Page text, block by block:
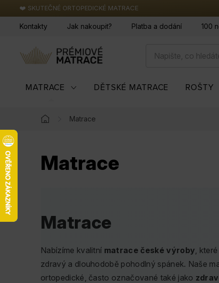
na
obsah
❤️ SKUTEČNÉ ORTOPEDICKÉ MATRACE
Kontakty Jak nakoupit? Platba a dodání 100
MATRACE DĚTSKÉ MATRACE ROŠTY
Matrace
Matrace
Matrace
Nabízíme kvalitní matrace české výroby,
zdravý a dlouhodobě pohodlný spánek. Naše
ortopedické, často označované také jako